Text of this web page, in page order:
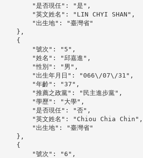
        "是否現任": "是",
        "英文姓名": "LIN CHYI SHAN",
        "出生地": "臺灣省"
    },
    {
        "號次": "5",
        "姓名": "邱嘉進",
        "性別": "男",
        "出生年月日": "066\/07\/31",
        "年齡": "37",
        "推薦之政黨": "民主進步黨",
        "學歷": "大學",
        "是否現任": "否",
        "英文姓名": "Chiou Chia Chin",
        "出生地": "臺灣省"
    },
    {
        "號次": "6",